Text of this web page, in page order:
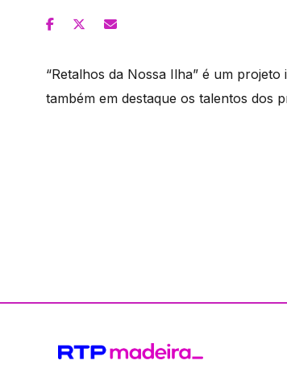
“Retalhos da Nossa Ilha” é um
também em destaque os talentos dos